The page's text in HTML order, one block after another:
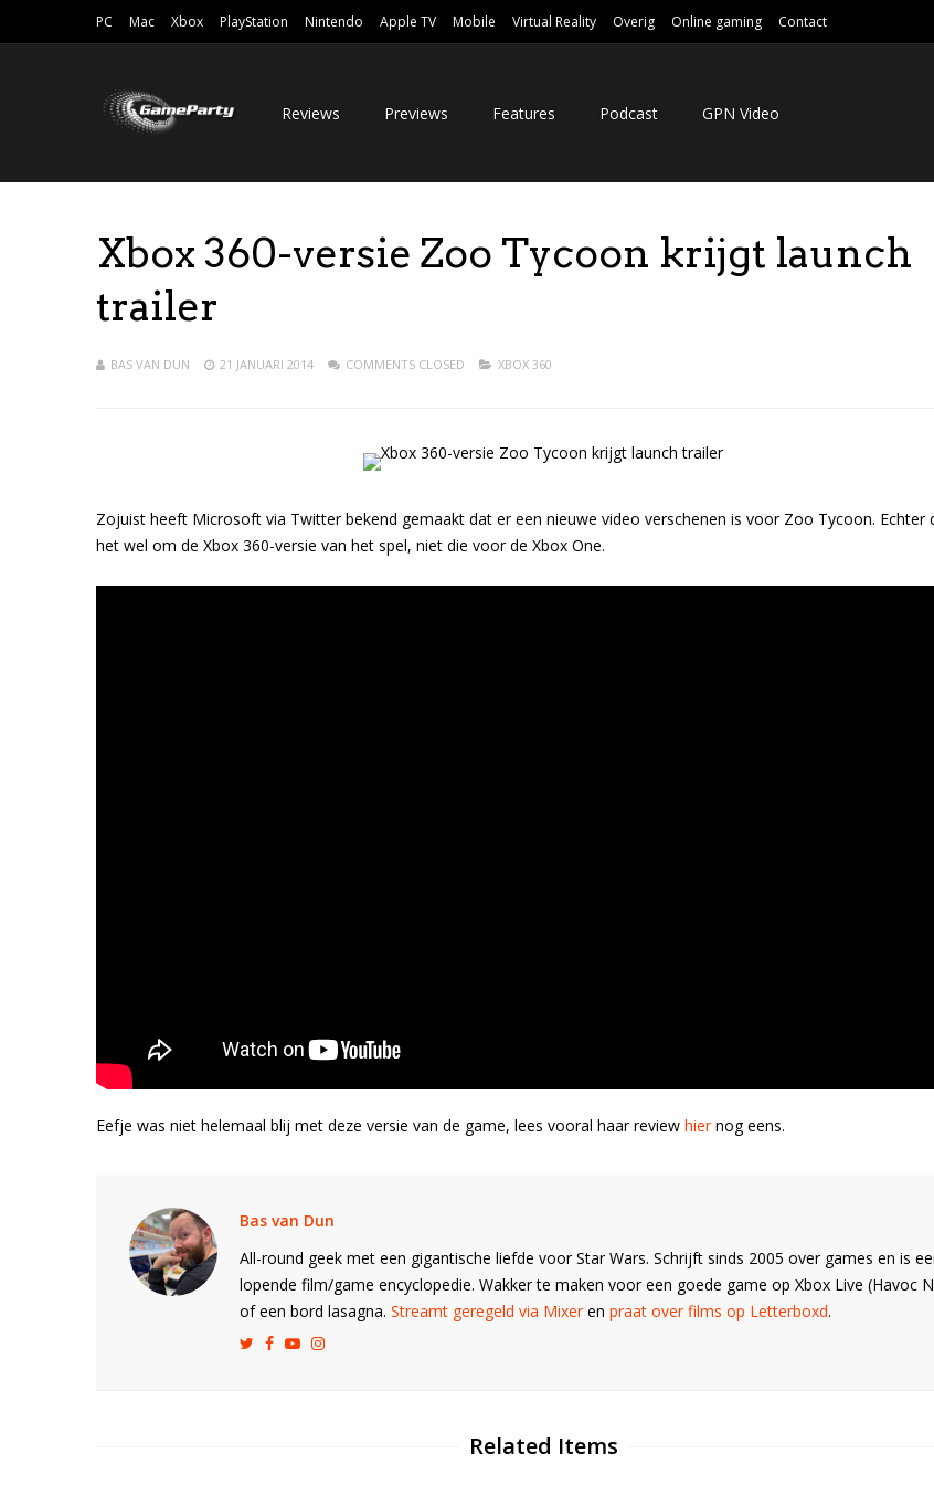
PC Mac Xbox PlayStation Nintendo Apple TV Mobile Virtual Reality Overig Online gaming Contact
Reviews Previews Features Podcast GPN Video
Xbox 360-versie Zoo Tycoon krijgt launch
trailer
BAS VAN DUN 21 JANUARI 2014 COMMENTS CLOSED XBOX 360
Zojuist heeft Microsoft via Twitter bekend gemaakt dat er een nieuwe video verschenen is voor Zoo Tycoon. Echter
het wel om de Xbox 360-versie van het spel, niet die voor de Xbox One.
Eefje was niet helemaal blij met deze versie van de game, lees vooral haar review hiernog eens.
Bas van Dun
All-round geek met een gigantische liefde voor Star Wars. Schrijft sinds 2005 over games en is
lopende film/game encyclopedie. Wakker te maken voor een goede game op Xbox Live (Havoc
of een bord lasagna. Streamt geregeld via Mixeren praat over films op Letterboxd.
Related Items